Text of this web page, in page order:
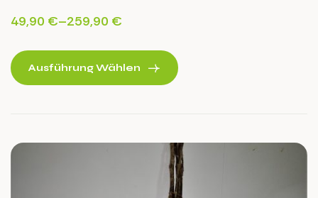
überstehen.
49,90 €–259,90 €
Ausführung Wählen